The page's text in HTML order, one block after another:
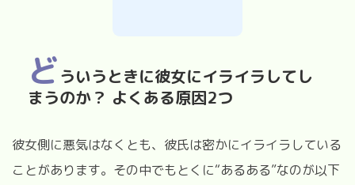
どういうときに彼女にイライラしてし
まうのか？ よくある原因2つ
彼女側に悪気はなくとも、彼氏は密かにイライラしている
ことがあります。その中でもとくに“あるある”なのが以下